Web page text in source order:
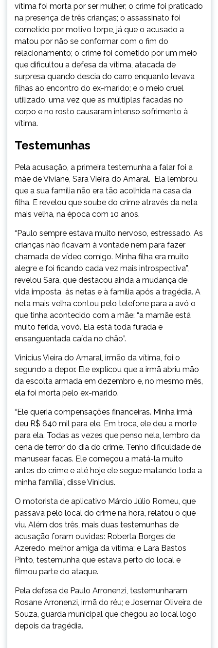
vítima foi morta por ser mulher; o crime foi praticado
na presença de três crianças; o assassinato foi
cometido por motivo torpe, já que o acusado a
matou por não se conformar com o fim do
relacionamento; o crime foi cometido por um meio
que dificultou a defesa da vítima, atacada de
surpresa quando descia do carro enquanto levava
filhas ao encontro do ex-marido; e o meio cruel
utilizado, uma vez que as múltiplas facadas no
corpo e no rosto causaram intenso sofrimento à
vítima.
Testemunhas
Pela acusação, a primeira testemunha a falar foi a
mãe de Viviane, Sara Vieira do Amaral. Ela lembrou
que a sua família não era tão acolhida na casa da
filha. E revelou que soube do crime através da neta
mais velha, na época com 10 anos.
“Paulo sempre estava muito nervoso, estressado. As
crianças não ficavam à vontade nem para fazer
chamada de vídeo comigo. Minha filha era muito
alegre e foi ficando cada vez mais introspectiva”,
revelou Sara, que destacou ainda a mudança de
vida imposta às netas e à família após a tragédia. A
neta mais velha contou pelo telefone para a avó o
que tinha acontecido com a mãe: “a mamãe está
muito ferida, vovó. Ela está toda furada e
ensanguentada caída no chão”.
Vinicius Vieira do Amaral, irmão da vítima, foi o
segundo a depor. Ele explicou que a irmã abriu mão
da escolta armada em dezembro e, no mesmo mês,
ela foi morta pelo ex-marido.
“Ele queria compensações financeiras. Minha irmã
deu R$ 640 mil para ele. Em troca, ele deu a morte
para ela. Todas as vezes que penso nela, lembro da
cena de terror do dia do crime. Tenho dificuldade de
manusear facas. Ele começou a matá-la muito
antes do crime e até hoje ele segue matando toda a
minha família”, disse Vinicius.
O motorista de aplicativo Márcio Júlio Romeu, que
passava pelo local do crime na hora, relatou o que
viu. Além dos três, mais duas testemunhas de
acusação foram ouvidas: Roberta Borges de
Azeredo, melhor amiga da vítima; e Lara Bastos
Pinto, testemunha que estava perto do local e
filmou parte do ataque.
Pela defesa de Paulo Arronenzi, testemunharam
Rosane Arronenzi, irmã do réu; e Josemar Oliveira de
Souza, guarda municipal que chegou ao local logo
depois da tragédia.